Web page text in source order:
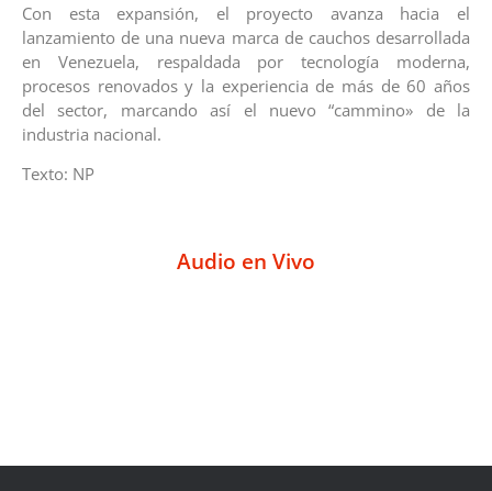
Con esta expansión, el proyecto avanza hacia el
lanzamiento de una nueva marca de cauchos desarrollada
en Venezuela, respaldada por tecnología moderna,
procesos renovados y la experiencia de más de 60 años
del sector, marcando así el nuevo “cammino» de la
industria nacional.
Texto: NP
Audio en Vivo